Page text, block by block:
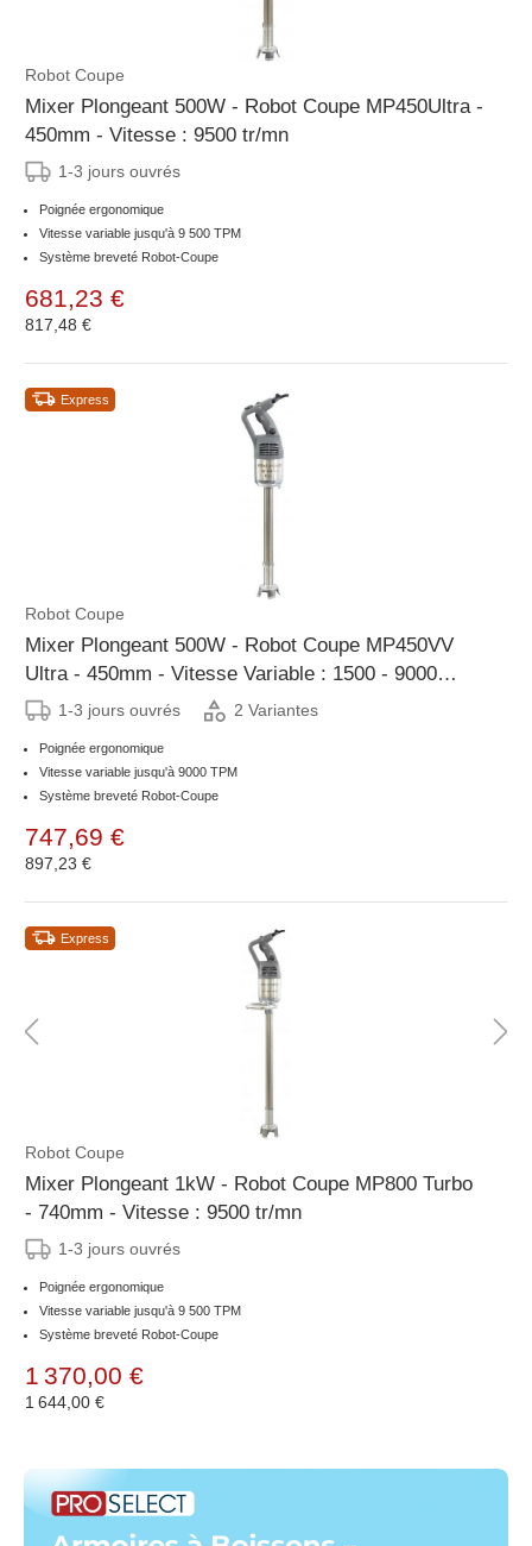
Robot Coupe
Mixer Plongeant 500W - Robot Coupe MP450Ultra -
450mm - Vitesse : 9500 tr/mn
1-3 jours ouvrés
Poignée ergonomique
Vitesse variable jusqu'à 9 500 TPM
Système breveté Robot-Coupe
681,23 €
817,48 €
Express
Robot Coupe
Mixer Plongeant 500W - Robot Coupe MP450VV
Ultra - 450mm - Vitesse Variable : 1500 - 9000
tr/mn1-3 jours ouvrés 2 Variantes
Poignée ergonomique
Vitesse variable jusqu'à 9000 TPM
Système breveté Robot-Coupe
747,69 €
897,23 €
Express
Robot Coupe
Mixer Plongeant 1kW - Robot Coupe MP800 Turbo
- 740mm - Vitesse : 9500 tr/mn
1-3 jours ouvrés
Poignée ergonomique
Vitesse variable jusqu'à 9 500 TPM
Système breveté Robot-Coupe
1 370,00 €
1 644,00 €